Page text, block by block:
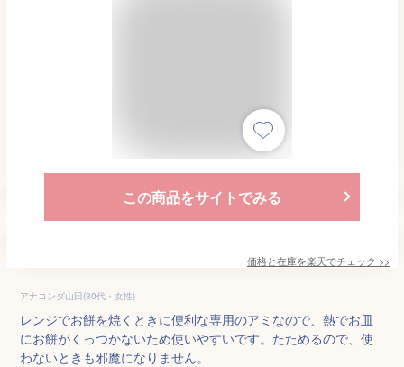
この商品をサイトでみる
価格と在庫を楽天でチェック >>
アナコンダ山田(30代・女性)
レンジでお餅を焼くときに便利な専用のアミなので、熱でお皿
にお餅がくっつかないため使いやすいです。たためるので、使
わないときも邪魔になりません。